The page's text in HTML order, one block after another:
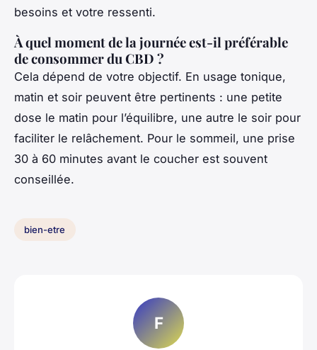
besoins et votre ressenti.
À quel moment de la journée est-il préférable
de consommer du CBD ?
Cela dépend de votre objectif. En usage tonique,
matin et soir peuvent être pertinents : une petite
dose le matin pour l’équilibre, une autre le soir pour
faciliter le relâchement. Pour le sommeil, une prise
30 à 60 minutes avant le coucher est souvent
conseillée.
bien-etre
F